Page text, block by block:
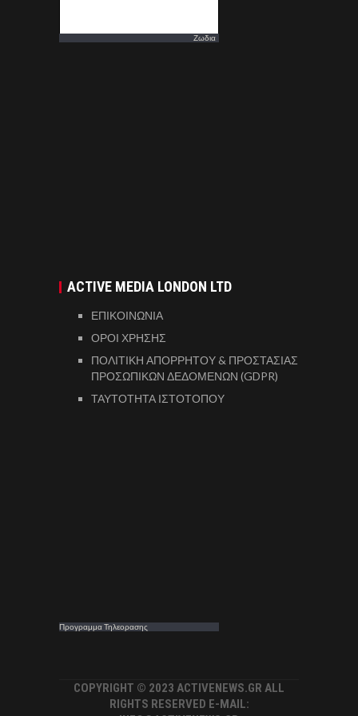
Ζωδια
ACTIVE MEDIA LONDON LTD
ΕΠΙΚΟΙΝΩΝΙΑ
ΟΡΟΙ ΧΡΗΣΗΣ
ΠΟΛΙΤΙΚΗ ΑΠΟΡΡΗΤΟΥ & ΠΡΟΣΤΑΣΙΑΣ
ΠΡΟΣΩΠΙΚΩΝ ΔΕΔΟΜΕΝΩΝ (GDPR)
ΤΑΥΤΟΤΗΤΑ ΙΣΤΟΤΟΠΟΥ
Προγραμμα Τηλεορασης
COPYRIGHT © 2023 ACTIVENEWS.GR ALL
RIGHTS RESERVED E-MAIL: